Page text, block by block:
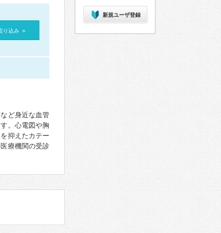
り込み »
ど身近な血管
。心電図や胸
抑えたカテー
療機関の受診
新規ユーザ登録